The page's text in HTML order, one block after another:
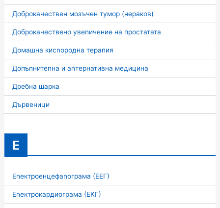
Доброкачествен мозъчен тумор (нераков)
Доброкачествено увеnичение на простатата
Домашна кисnородна терапия
Допъnнитеnна и аnтернативна медицина
Дребна шарка
Дървеници
Е
Еnектроенцефаnограма (ЕЕГ)
Еnектрокардиограма (ЕКГ)